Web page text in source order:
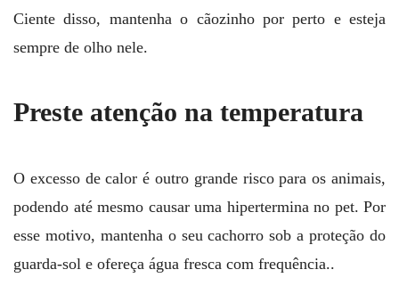
Ciente disso, mantenha o cãozinho por perto e esteja
sempre de olho nele.
Preste atenção na temperatura
O excesso de calor é outro grande risco para os animais,
podendo até mesmo causar uma hipertermina no pet. Por
esse motivo, mantenha o seu cachorro sob a proteção do
guarda-sol e ofereça água fresca com frequência..